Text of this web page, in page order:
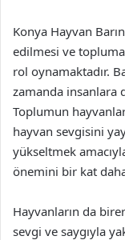
Konya Hayvan
edilmesi ve
rol oynamaktadır.
zamanda insanlara
Toplumun
hayvan sevgisini
yükseltmek
önemini bir kat
Hayvanların da
sevgi ve saygıyla